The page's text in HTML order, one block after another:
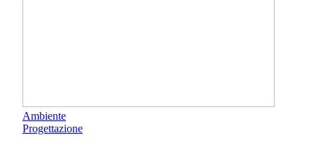
Ambiente
Progettazione